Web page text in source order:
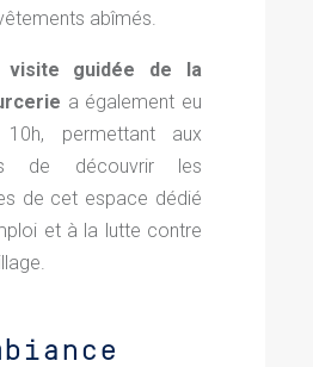
abîmés.
visite guidée de la
a également eu
permettant aux
de découvrir les
de cet espace dédié
et à la lutte contre